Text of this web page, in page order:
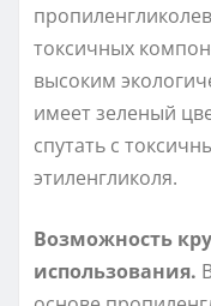
токсичных
высоким
имеет зеленый
спутать с
этиленгликоля.
Возможность
использования.